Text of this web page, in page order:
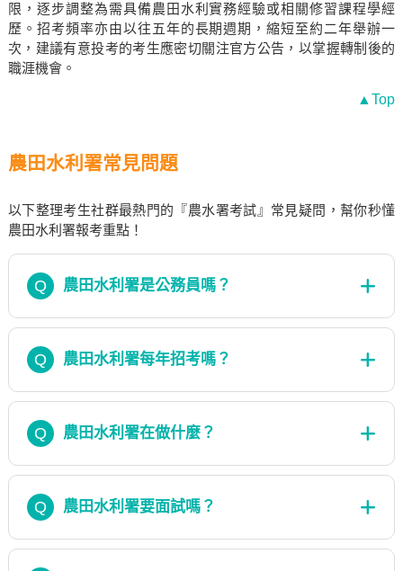
限，逐步調整為需具備農田水利實務經驗或相關修習課程學經
歷。招考頻率亦由以往五年的長期週期，縮短至約二年舉辦一
次，建議有意投考的考生應密切關注官方公告，以掌握轉制後的
職涯機會。
▲Top
農田水利署常見問題
以下整理考生社群最熱門的『農水署考試』常見疑問，幫你秒懂
農田水利署報考重點！
Q 農田水利署是公務員嗎？
Q 農田水利署每年招考嗎？
Q 農田水利署在做什麼？
Q 農田水利署要面試嗎？